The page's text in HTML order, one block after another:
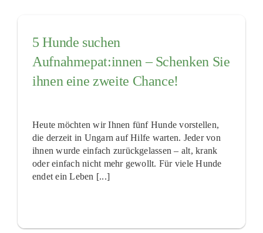
5 Hunde suchen
Aufnahmepat:innen – Schenken Sie
ihnen eine zweite Chance!
Heute möchten wir Ihnen fünf Hunde vorstellen,
die derzeit in Ungarn auf Hilfe warten. Jeder von
ihnen wurde einfach zurückgelassen – alt, krank
oder einfach nicht mehr gewollt. Für viele Hunde
endet ein Leben [...]